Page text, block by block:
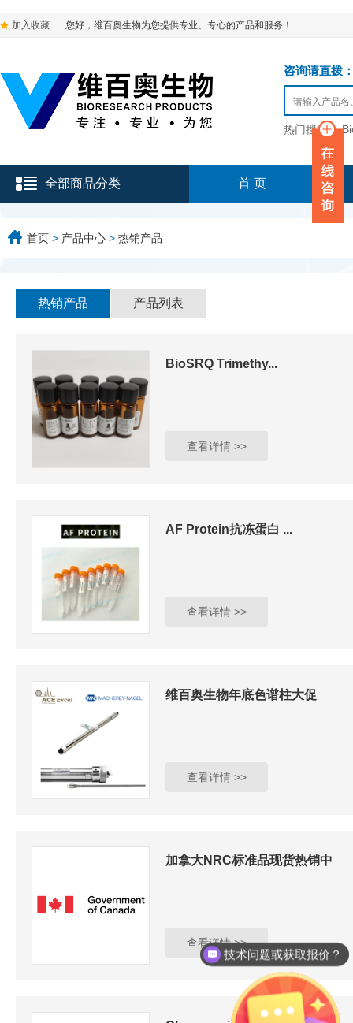
加入收藏 您好，维百奥生物为您提供专业、专心的产品和服务！
咨询请直拨
热门搜索：
全部商品分类 首 页
首页 > 产品中心 > 热销产品
热销产品 产品列表
BioSRQ Trimethy...
查看详情 >>
AF Protein抗冻蛋白 ...
查看详情 >>
维百奥生物年底色谱柱大促
查看详情 >>
加拿大NRC标准品现货热销中
查看详情 >>
技术问题或获取报价？